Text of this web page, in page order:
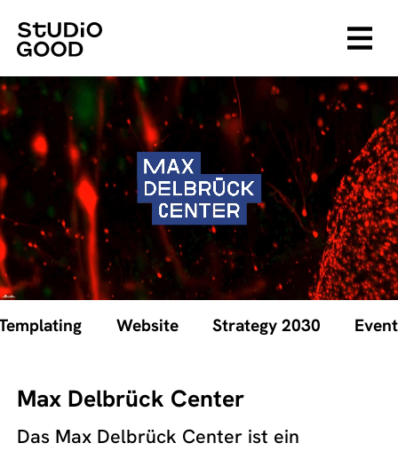
Website Strategy 2030 Event
Max Delbrück Center
Das Max Delbrück Center ist ein